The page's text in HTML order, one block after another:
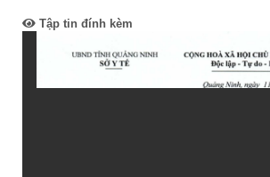
Tập tin đính kèm